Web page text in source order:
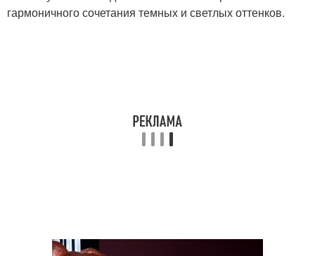
гармоничного сочетания темных и светлых оттенков.